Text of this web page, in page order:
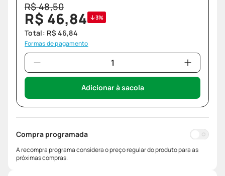
R$48,50
R$ 46,84 3%
Total: R$ 46,84
Formas de pagamento
Adicionar à sacola
Compra programada
A recompra programa considera o preço regular do produto para as
próximas compras.